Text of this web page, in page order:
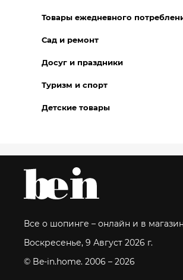
Товары ежедневного
Сад и ремонт
Досуг и праздники
Туризм и спорт
Детские товары
Все о шопинге – онлайн и в
Воскресенье, 9 Август 2026 г.
© Be-in.home. 2006 – 2026